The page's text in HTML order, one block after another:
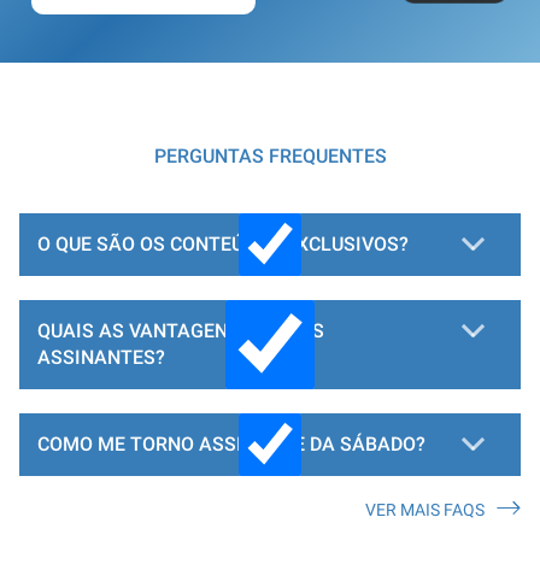
PERGUNTAS FREQUENTES
O QUE SÃO OS CONTEÚDOS EXCLUSIVOS?
QUAIS AS VANTAGENS PARA OS
ASSINANTES?
COMO ME TORNO ASSINANTE DA SÁBADO?
VER MAIS FAQS